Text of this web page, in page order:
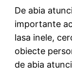
De abia
importante
lasa inele,
obiecte
de abia